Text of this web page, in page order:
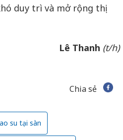
duy trì và mở rộng thị
Lê Thanh (t/h)
Chia sẻ
su tại sàn